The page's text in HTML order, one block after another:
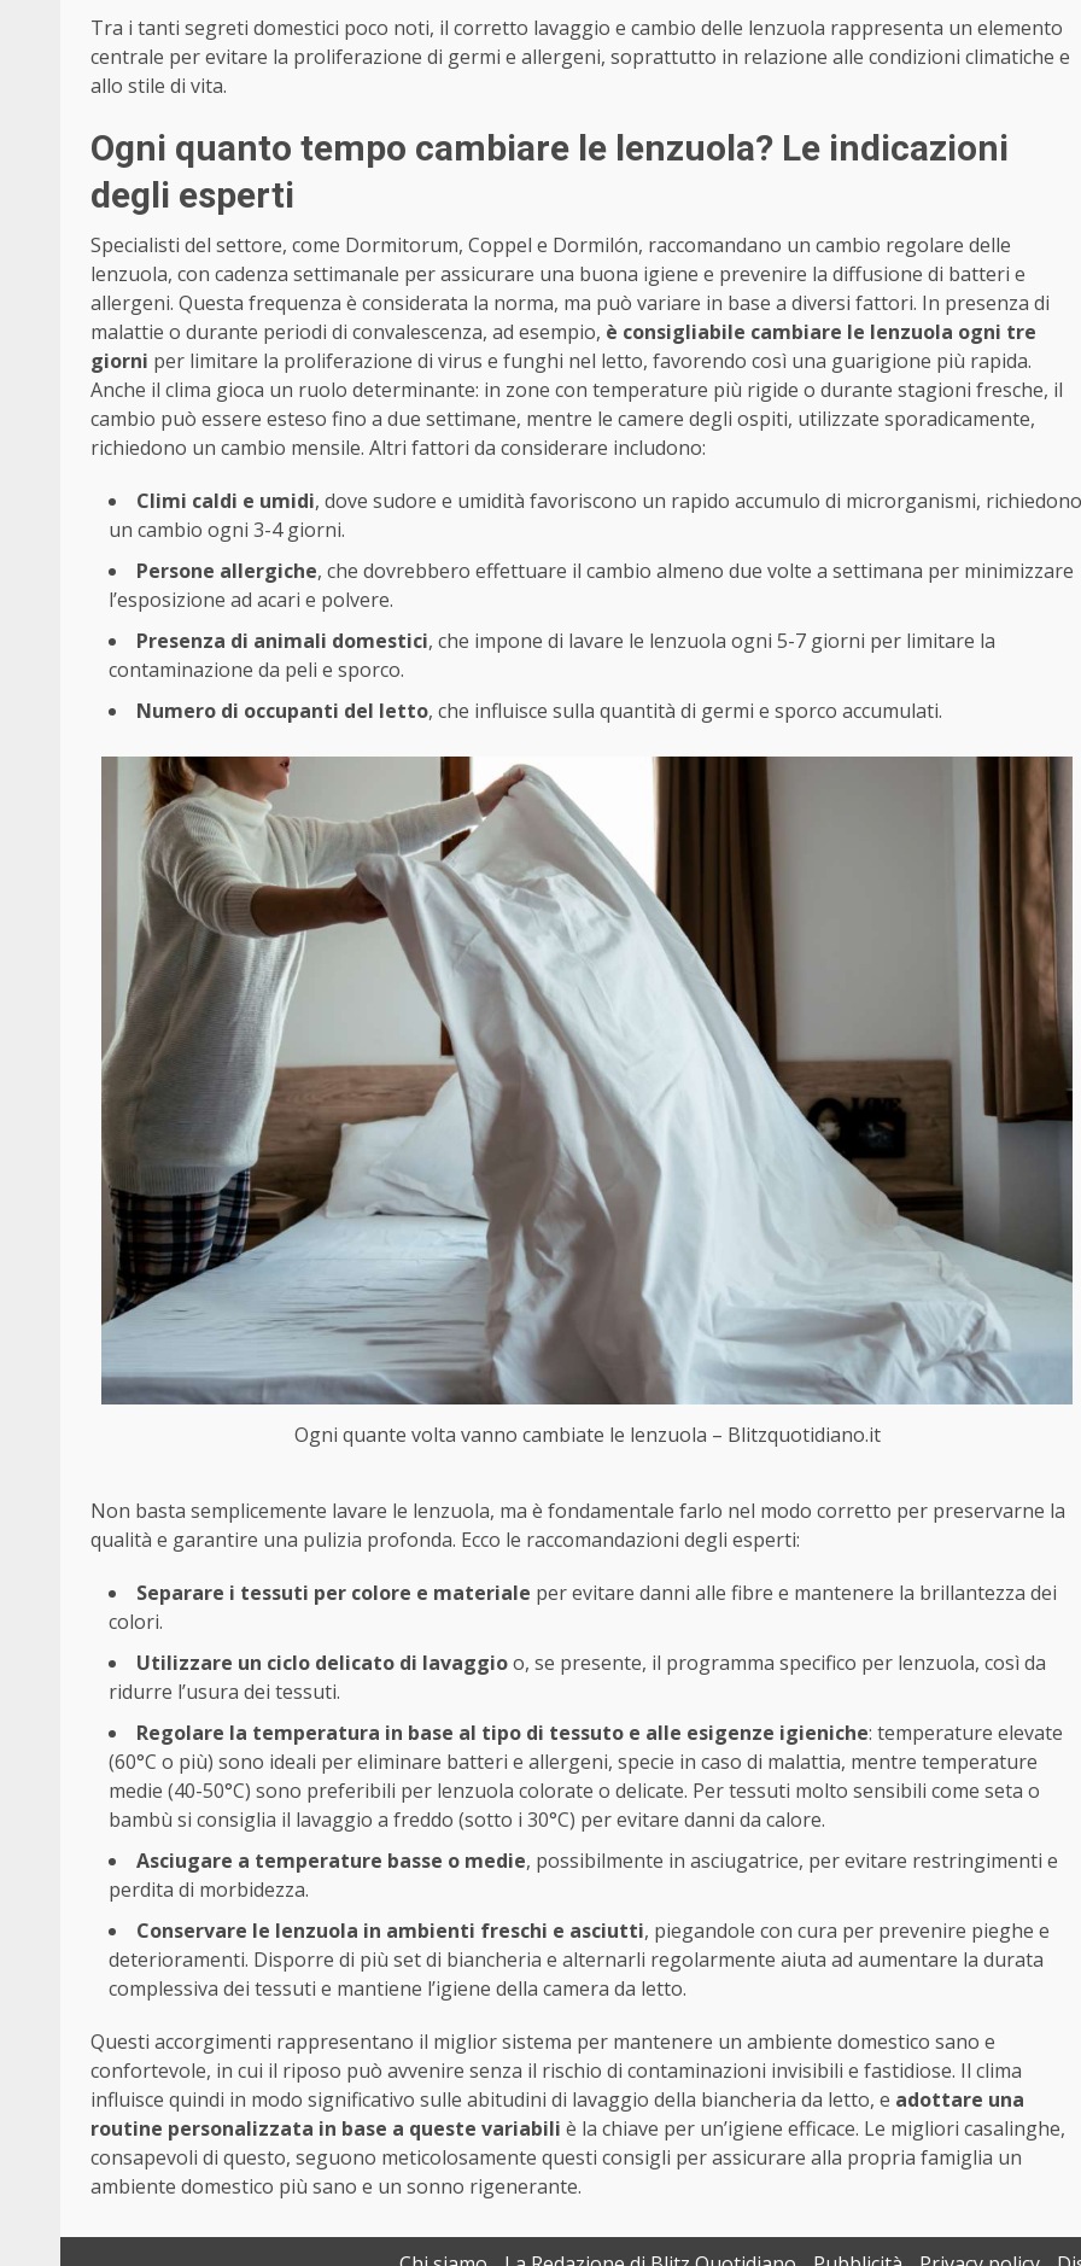
Tra i tanti segreti domestici poco noti, il corretto lavaggio e cambio delle lenzuola rappresenta un elemento
centrale per evitare la proliferazione di germi e allergeni, soprattutto in relazione alle condizioni climatiche e
allo stile di vita.
Ogni quanto tempo cambiare le lenzuola? Le indicazioni
degli esperti
Specialisti del settore, come Dormitorum, Coppel e Dormilón, raccomandano un cambio regolare delle
lenzuola, con cadenza settimanale per assicurare una buona igiene e prevenire la diffusione di batteri e
allergeni. Questa frequenza è considerata la norma, ma può variare in base a diversi fattori. In presenza di
malattie o durante periodi di convalescenza, ad esempio, è consigliabile cambiare le lenzuola ogni tre
giorni per limitare la proliferazione di virus e funghi nel letto, favorendo così una guarigione più rapida.
Anche il clima gioca un ruolo determinante: in zone con temperature più rigide o durante stagioni fresche, il
cambio può essere esteso fino a due settimane, mentre le camere degli ospiti, utilizzate sporadicamente,
richiedono un cambio mensile. Altri fattori da considerare includono:
Climi caldi e umidi, dove sudore e umidità favoriscono un rapido accumulo di microrganismi, richiedono
un cambio ogni 3-4 giorni.
Persone allergiche, che dovrebbero effettuare il cambio almeno due volte a settimana per minimizzare
l’esposizione ad acari e polvere.
Presenza di animali domestici, che impone di lavare le lenzuola ogni 5-7 giorni per limitare la
contaminazione da peli e sporco.
Numero di occupanti del letto, che influisce sulla quantità di germi e sporco accumulati.
Ogni quante volta vanno cambiate le lenzuola – Blitzquotidiano.it
Non basta semplicemente lavare le lenzuola, ma è fondamentale farlo nel modo corretto per preservarne la
qualità e garantire una pulizia profonda. Ecco le raccomandazioni degli esperti:
Separare i tessuti per colore e materiale per evitare danni alle fibre e mantenere la brillantezza dei
colori.
Utilizzare un ciclo delicato di lavaggioo, se presente, il programma specifico per lenzuola, così da
ridurre l’usura dei tessuti.
Regolare la temperatura in base al tipo di tessuto e alle esigenze igieniche: temperature elevate
(60°C o più) sono ideali per eliminare batteri e allergeni, specie in caso di malattia, mentre temperature
medie (40-50°C) sono preferibili per lenzuola colorate o delicate. Per tessuti molto sensibili come seta o
bambù si consiglia il lavaggio a freddo (sotto i 30°C) per evitare danni da calore.
Asciugare a temperature basse o medie, possibilmente in asciugatrice, per evitare restringimenti e
perdita di morbidezza.
Conservare le lenzuola in ambienti freschi e asciutti, piegandole con cura per prevenire pieghe e
deterioramenti. Disporre di più set di biancheria e alternarli regolarmente aiuta ad aumentare la durata
complessiva dei tessuti e mantiene l’igiene della camera da letto.
Questi accorgimenti rappresentano il miglior sistema per mantenere un ambiente domestico sano e
confortevole, in cui il riposo può avvenire senza il rischio di contaminazioni invisibili e fastidiose. Il clima
influisce quindi in modo significativo sulle abitudini di lavaggio della biancheria da letto, e adottare una
routine personalizzata in base a queste variabili è la chiave per un’igiene efficace. Le migliori casalinghe,
consapevoli di questo, seguono meticolosamente questi consigli per assicurare alla propria famiglia un
ambiente domestico più sano e un sonno rigenerante.